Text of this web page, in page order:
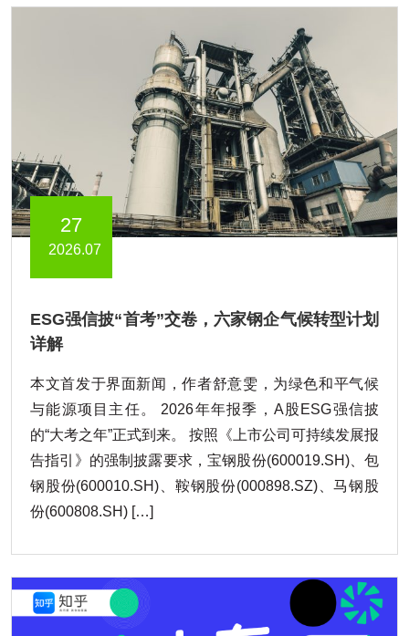
27
2026.07
ESG强信披“首考”交卷，六家钢企气候转型计划
详解
本文首发于界面新闻，作者舒意雯，为绿色和平气候
与能源项目主任。 2026年年报季，A股ESG强信披
的“大考之年”正式到来。 按照《上市公司可持续发展报
告指引》的强制披露要求，宝钢股份(600019.SH)、包
钢股份(600010.SH)、鞍钢股份(000898.SZ)、马钢股
份(600808.SH) […]